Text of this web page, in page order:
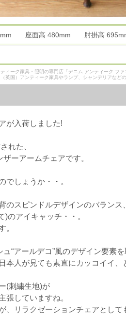
座面高 480mm 肘掛高
ティーク家具・照明の専門店「デニム アンティーク フ
（英国）アンティーク家具やランプ、シャンデリアなど
が入荷しました!
れた、
ーアームチェアです。
でしょうか・・。
スピンドルデザインのバランス、
のアイキャッチ・・。
。
“アールデコ”風のデザイン要素を
人が見ても素直にカッコイイ、
(刺繍生地)が
張していますね。
、リラクゼーションチェアとして